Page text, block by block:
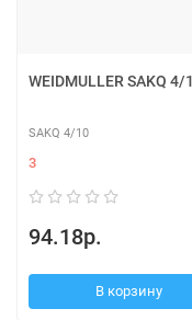
WEIDMULLER SAKQ 4/
SAKQ 4/10
3
94.18р.
В корзину